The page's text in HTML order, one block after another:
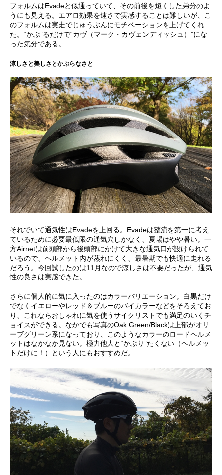
フォルムはEvadeと似通っていて、その前後を短くした弟分のよ
うにも見える。エアロ効果を速さで実感することは難しいが、こ
のフォルムは実走でじゅうぶんにモチベーションを上げてくれ
た。“かぶ”るだけで“カヴ（マーク・カヴェンディッシュ）”にな
った気分である。
涼しさと美しさとかぶらなさと
それでいて通気性はEvadeを上回る。Evadeは整流を第一に考え
ているために必要最低限の通気穴しかなく、夏場はやや暑い。一
方Airnetは前頭部から後頭部にかけて大きな通気口が設けられて
いるので、ヘルメット内が蒸れにくく、最暑期でも快適に走れる
だろう。今回試したのは11月なので涼しさは不要だったが、通気
性の良さは実感できた。
さらに個人的に気に入ったのはカラーバリエーション。白黒だけ
でなくイエローやレッド＆ブルーのバイカラーなどをそろえてお
り、これならおしゃれに気を使うサイクリストでも満足のいくチ
ョイスができる。なかでも写真のOak Green/Blackは上部がオリ
ーブグリーン系になっており、このようなカラーのロードヘルメ
ットはなかなか見ない。極力他人と“かぶり”たくない（ヘルメッ
トだけに！）という人にもおすすめだ。